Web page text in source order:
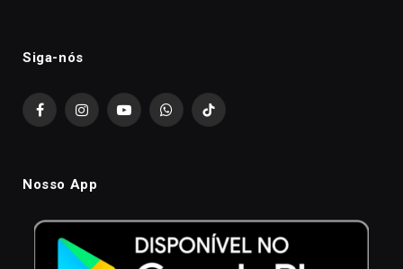
Siga-nós
FacebookInstagramYouTubeWhatsAppTikTok
Nosso App